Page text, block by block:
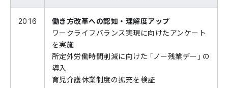
2016
働き方改革への認知・理解度アップ
ワークライフバランス実現に向けたアンケート
を実施
所定外労働時間削減に向けた「ノー残業デー」の
導入
育児介護休業制度の拡充を検証